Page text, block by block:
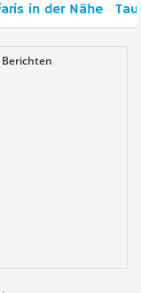
in der Nähe